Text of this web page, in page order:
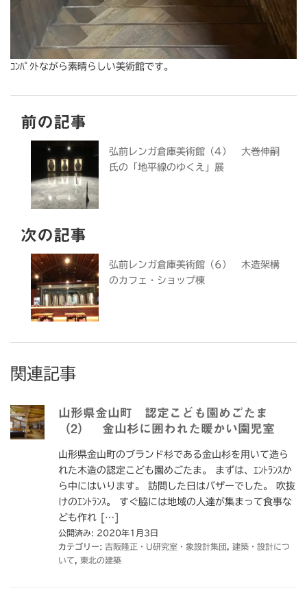
ｺﾝﾊﾟｸﾄながら素晴らしい美術館です。
前の記事
弘前レンガ倉庫美術館（4） 大巻伸嗣
氏の「地平線のゆくえ」展
次の記事
弘前レンガ倉庫美術館（6） 木造架構
のカフェ・ショップ棟
関連記事
山形県金山町 認定こども園めごたま
（2） 金山杉に囲われた暖かい園児室
山形県金山町のブランド杉である金山杉を用いて造ら
れた木造の認定こども園めごたま。 まずは、ｴﾝﾄﾗﾝｽか
ら中にはいります。 訪問した日はバザーでした。 吹抜
けのｴﾝﾄﾗﾝｽ。 すぐ脇には地域の人達が集まって食事な
ども作れ […]
公開済み: 2020年1月3日
カテゴリー: 吉阪隆正・U研究室・象設計集団, 建築・設計につ
いて, 東北の建築